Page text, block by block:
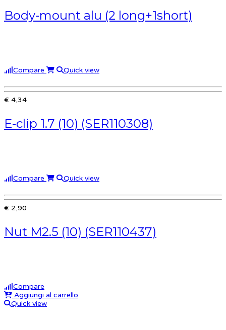
Body-mount alu (2 long+1short)
Compare Quick view
€ 4,34
E-clip 1.7 (10) (SER110308)
Compare Quick view
€ 2,90
Nut M2.5 (10) (SER110437)
Compare
Aggiungi al carrello
Quick view